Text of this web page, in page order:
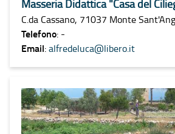
Masseria Didattica "Casa del
C.da Cassano, 71037 Monte
Telefono: -
Email:alfredeluca@libero.it